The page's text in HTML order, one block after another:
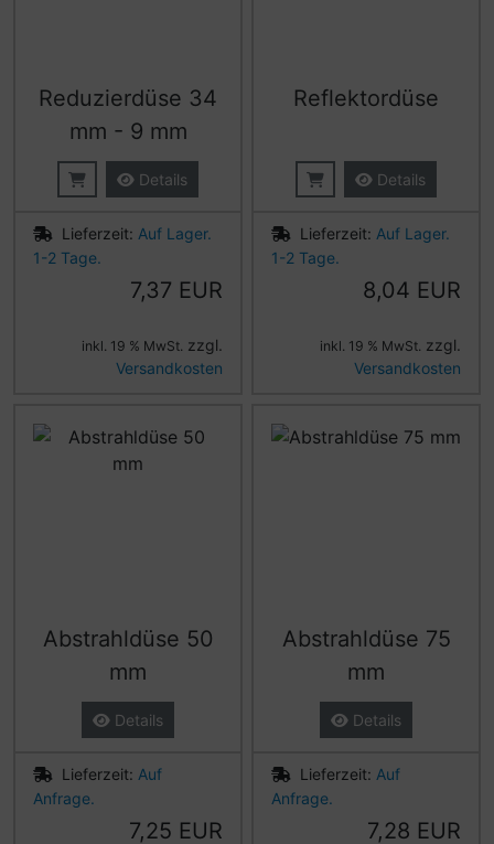
Reduzierdüse 34
mm - 9 mm
Details
Lieferzeit: Auf Lager.
1-2 Tage.
7,37 EUR
inkl. 19 % MwSt. zzgl.
Versandkosten
Reflektordüse
Details
Lieferzeit: Auf Lager.
1-2 Tage.
8,04 EUR
inkl. 19 % MwSt. zzgl.
Versandkosten
Abstrahldüse 50
mm
Details
Lieferzeit: Auf
Anfrage.
7,25 EUR
Abstrahldüse 75
mm
Details
Lieferzeit: Auf
Anfrage.
7,28 EUR